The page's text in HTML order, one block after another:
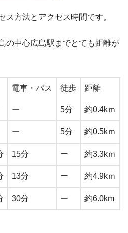
ス方法とアクセス時間です。
の中心広島駅までとても距離が
電車・バス 徒歩 距離
ー 5分 約0.4kｍ
ー 5分 約0.5kｍ
15分 ー 約3.3kｍ
13分 ー 約4.9kｍ
30分 ー 約6.0km